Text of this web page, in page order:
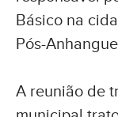
Básico na
Pós-
A reunião de